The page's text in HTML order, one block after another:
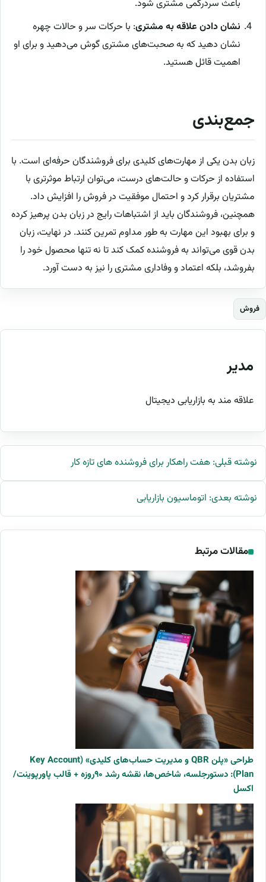
باعث سردرگمی مشتری شود.
نشان دادن علاقه به مشتری: با حرکات سر و حالات چهره
نشان دهید که به صحبت‌های مشتری گوش می‌دهید و برای او
اهمیت قائل هستید.
جمع‌بندی
زبان بدن یکی از مهارت‌های کلیدی برای فروشندگان حرفه‌ای است. با
استفاده از حرکات و حالت‌های درست، می‌توان ارتباط موثرتری با
مشتریان برقرار کرد و احتمال موفقیت در فروش را افزایش داد.
همچنین، فروشندگان باید از اشتباهات رایج در زبان بدن پرهیز کرده
و برای بهبود این مهارت به طور مداوم تمرین کنند. در نهایت، زبان
بدن قوی می‌تواند به فروشنده کمک کند تا نه تنها محصول خود را
بفروشد، بلکه اعتماد و وفاداری مشتری را نیز به دست آورد.
فروش
مدیر
علاقه مند به بازاریابی دیجیتال
نوشته قبلی: هفت راهکار برای فروشنده های تازه کار
نوشته بعدی: اتوماسیون بازاریابی
مقالات مرتبط
طراحی «پلن QBR و مدیریت حساب‌های کلیدی» (Key Account
Plan): دستورجلسه، شاخص‌ها، نقشه رشد ۹۰روزه + قالب پاورپوینت/
اکسل